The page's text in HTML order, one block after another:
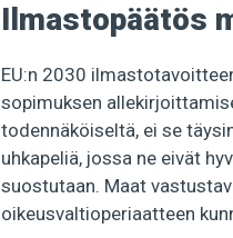
Ilmastopäätös
EU:n 2030
sopimuksen
todennäköiseltä, ei se
uhkapeliä, jossa ne eivät
suostutaan. Maat
oikeusvaltioperiaatteen